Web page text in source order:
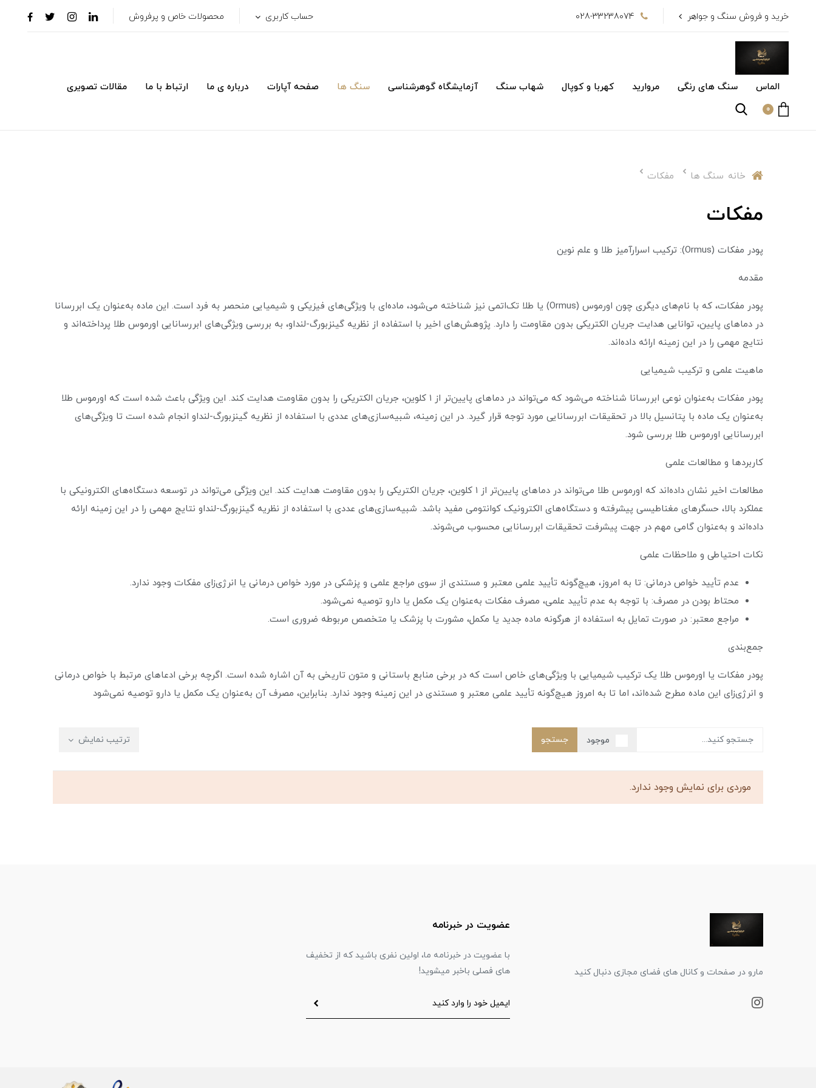
خرید و فروش سنگ و جواهر 028-33238074 حساب کاربری محصولات خاص و پرفروش
الماس سنگ های رنگی مروارید کهربا و کوپال شهاب سنگ آزمایشگاه گوهرشناسی سنگ ها صفحه آپارات درباره ی ما ارتباط با ما مقالات تصویری
0
خانه سنگ ها مفکات
مفکات
پودر مفکات (Ormus): ترکیب اسرارآمیز طلا و علم نوین
مقدمه
پودر مفکات، که با نام‌های دیگری چون اورموس (Ormus) یا طلا تک‌اتمی نیز شناخته می‌شود، ماده‌ای با ویژگی‌های فیزیکی و شیمیایی منحصر به فرد است. این ماده به‌عنوان یک ابررسانا
در دماهای پایین، توانایی هدایت جریان الکتریکی بدون مقاومت را دارد. پژوهش‌های اخیر با استفاده از نظریه گینزبورگ-لنداو، به بررسی ویژگی‌های ابررسانایی اورموس طلا پرداخته‌اند و
نتایج مهمی را در این زمینه ارائه داده‌اند.
ماهیت علمی و ترکیب شیمیایی
پودر مفکات به‌عنوان نوعی ابررسانا شناخته می‌شود که می‌تواند در دماهای پایین‌تر از ۱ کلوین، جریان الکتریکی را بدون مقاومت هدایت کند. این ویژگی باعث شده است که اورموس طلا
به‌عنوان یک ماده با پتانسیل بالا در تحقیقات ابررسانایی مورد توجه قرار گیرد. در این زمینه، شبیه‌سازی‌های عددی با استفاده از نظریه گینزبورگ-لنداو انجام شده است تا ویژگی‌های
ابررسانایی اورموس طلا بررسی شود.
کاربردها و مطالعات علمی
مطالعات اخیر نشان داده‌اند که اورموس طلا می‌تواند در دماهای پایین‌تر از ۱ کلوین، جریان الکتریکی را بدون مقاومت هدایت کند. این ویژگی می‌تواند در توسعه دستگاه‌های الکترونیکی با
عملکرد بالا، حسگرهای مغناطیسی پیشرفته و دستگاه‌های الکترونیک کوانتومی مفید باشد. شبیه‌سازی‌های عددی با استفاده از نظریه گینزبورگ-لنداو نتایج مهمی را در این زمینه ارائه
داده‌اند و به‌عنوان گامی مهم در جهت پیشرفت تحقیقات ابررسانایی محسوب می‌شوند.
نکات احتیاطی و ملاحظات علمی
عدم تأیید خواص درمانی: تا به امروز، هیچ‌گونه تأیید علمی معتبر و مستندی از سوی مراجع علمی و پزشکی در مورد خواص درمانی یا انرژی‌زای مفکات وجود ندارد.
محتاط بودن در مصرف: با توجه به عدم تأیید علمی، مصرف مفکات به‌عنوان یک مکمل یا دارو توصیه نمی‌شود.
مراجع معتبر: در صورت تمایل به استفاده از هرگونه ماده جدید یا مکمل، مشورت با پزشک یا متخصص مربوطه ضروری است.
جمع‌بندی
پودر مفکات یا اورموس طلا یک ترکیب شیمیایی با ویژگی‌های خاص است که در برخی منابع باستانی و متون تاریخی به آن اشاره شده است. اگرچه برخی ادعاهای مرتبط با خواص درمانی
و انرژی‌زای این ماده مطرح شده‌اند، اما تا به امروز هیچ‌گونه تأیید علمی معتبر و مستندی در این زمینه وجود ندارد. بنابراین، مصرف آن به‌عنوان یک مکمل یا دارو توصیه نمی‌شود
موجود جستجو ترتیب نمایش
موردی برای نمایش وجود ندارد.
مارو در صفحات و کانال های فضای مجازی دنبال کنید
عضویت در خبرنامه
با عضویت در خبرنامه ما، اولین نفری باشید که از تخفیف
های فصلی باخبر میشوید!